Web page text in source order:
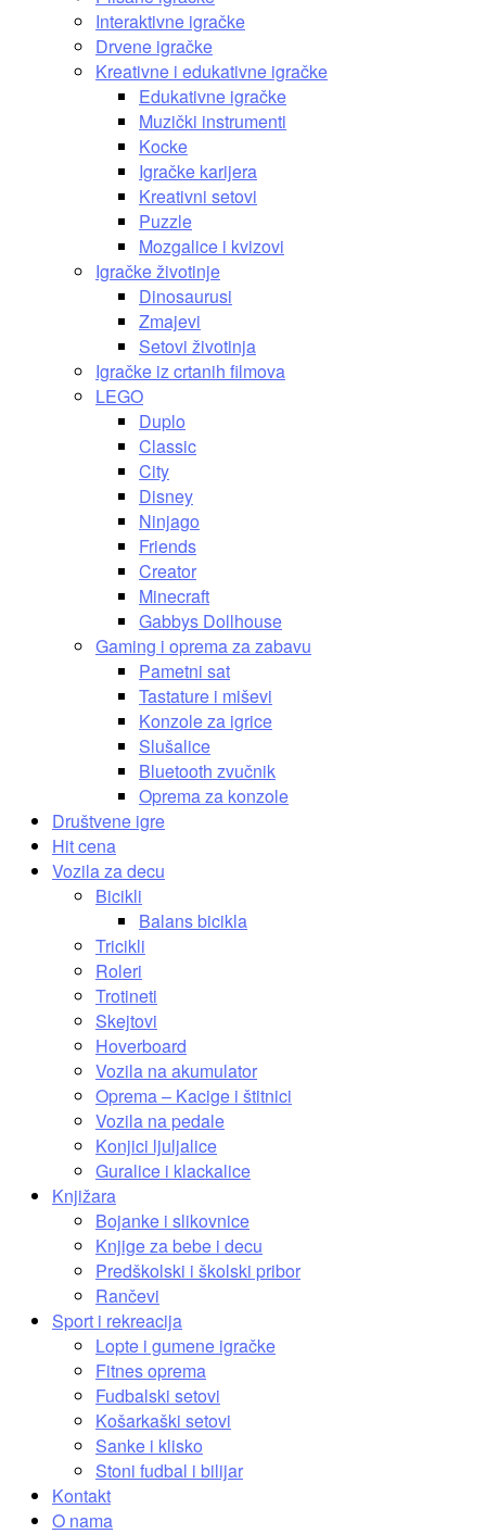
Interaktivne igračke
Drvene igračke
Kreativne i edukativne igračke
Edukativne igračke
Muzički instrumenti
Kocke
Igračke karijera
Kreativni setovi
Puzzle
Mozgalice i kvizovi
Igračke životinje
Dinosaurusi
Zmajevi
Setovi životinja
Igračke iz crtanih filmova
LEGO
Duplo
Classic
City
Disney
Ninjago
Friends
Creator
Minecraft
Gabbys Dollhouse
Gaming i oprema za zabavu
Pametni sat
Tastature i miševi
Konzole za igrice
Slušalice
Bluetooth zvučnik
Oprema za konzole
Društvene igre
Hit cena
Vozila za decu
Bicikli
Balans bicikla
Tricikli
Roleri
Trotineti
Skejtovi
Hoverboard
Vozila na akumulator
Oprema – Kacige i štitnici
Vozila na pedale
Konjici ljuljalice
Guralice i klackalice
Knjižara
Bojanke i slikovnice
Knjige za bebe i decu
Predškolski i školski pribor
Rančevi
Sport i rekreacija
Lopte i gumene igračke
Fitnes oprema
Fudbalski setovi
Košarkaški setovi
Sanke i klisko
Stoni fudbal i bilijar
Kontakt
O nama